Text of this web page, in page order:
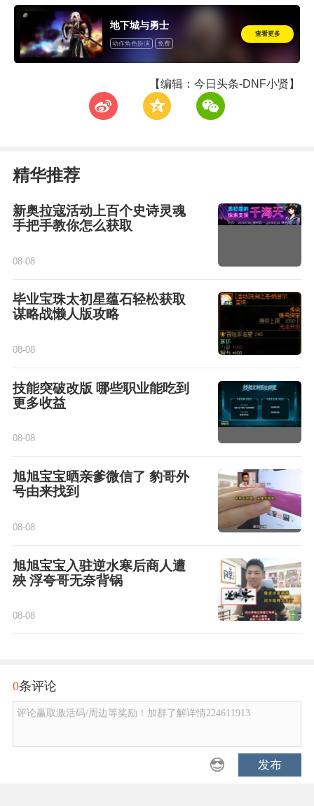
地下城与勇士
动作角色扮演 免费
查看更多
【编辑：今日头条-DNF小贤】
t z w
精华推荐
新奥拉寇活动上百个史诗灵魂
手把手教你怎么获取
08-08
毕业宝珠太初星蕴石轻松获取
谋略战懒人版攻略
08-08
技能突破改版 哪些职业能吃到
更多收益
08-08
旭旭宝宝晒亲爹微信了 豹哥外
号由来找到
08-08
旭旭宝宝入驻逆水寒后商人遭
殃 浮夸哥无奈背锅
08-08
0条评论
评论赢取激活码/周边等奖励！加群了解详情224611913
发布